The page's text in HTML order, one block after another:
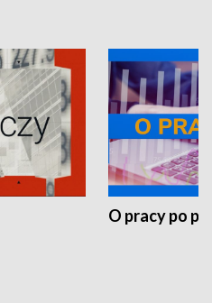
O pracy po